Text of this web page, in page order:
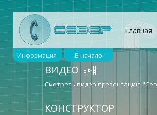
Главная
ВИДЕО
Смотреть видео презентацию
КОНСТРУКТОР
Информация В начало